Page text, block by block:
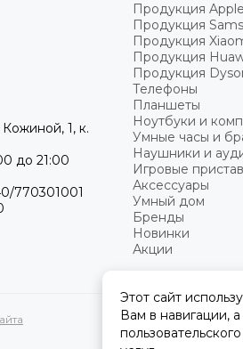
1, к.
до 21:00
770301001
Продукция Apple
Продукция
Продукция
Продукция
Продукция
Телефоны
Планшеты
Ноутбуки и
Умные часы и
Наушники и
Игровые
Аксессуары
Умный дом
Бренды
Новинки
Акции
Этот сайт
Вам в навигации,